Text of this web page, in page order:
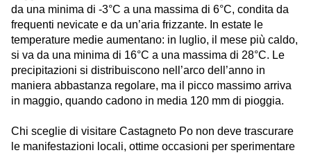
da una minima di -3°C a una massima di 6°C, condita da
frequenti nevicate e da un’aria frizzante. In estate le
temperature medie aumentano: in luglio, il mese più caldo,
si va da una minima di 16°C a una massima di 28°C. Le
precipitazioni si distribuiscono nell’arco dell’anno in
maniera abbastanza regolare, ma il picco massimo arriva
in maggio, quando cadono in media 120 mm di pioggia.
Chi sceglie di visitare Castagneto Po non deve trascurare
le manifestazioni locali, ottime occasioni per sperimentare